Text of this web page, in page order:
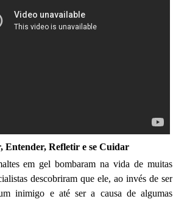
Refletir e se Cuidar
em gel bombaram na vida de muitas
descobriram que ele, ao invés de ser
inimigo e até ser a causa de algumas